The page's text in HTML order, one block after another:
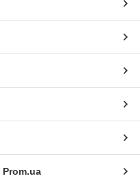
Prom.ua